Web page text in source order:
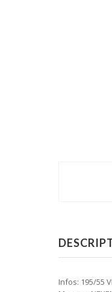
Infos: 195/55